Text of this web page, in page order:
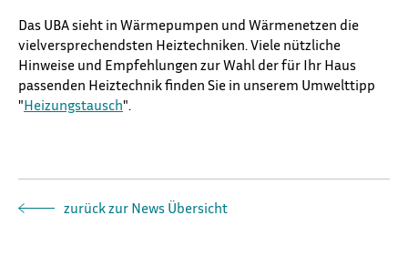
Das UBA sieht in Wärmepumpen und Wärmenetzen die
vielversprechendsten Heiztechniken. Viele nützliche
Hinweise und Empfehlungen zur Wahl der für Ihr Haus
passenden Heiztechnik finden Sie in unserem Umwelttipp
"Heizungstausch".
zurück zur News Übersicht